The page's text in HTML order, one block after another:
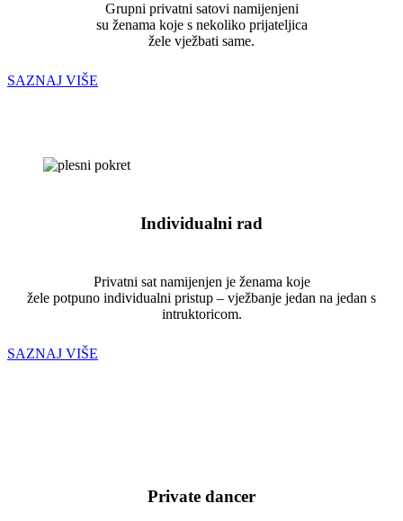
Grupni privatni satovi namijenjeni
su ženama koje s nekoliko prijateljica
žele vježbati same.
SAZNAJ VIŠE
Individualni rad
Privatni sat namijenjen je ženama koje
žele potpuno individualni pristup – vježbanje jedan na jedan s
intruktoricom.
SAZNAJ VIŠE
Private dancer